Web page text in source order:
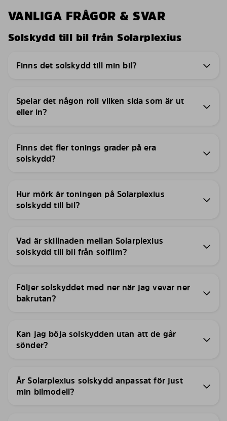
VANLIGA FRÅGOR & SVAR
Solskydd till bil från Solarplexius
Finns det solskydd till min bil?
Spelar det någon roll vilken sida som är ut
eller in?
Finns det fler tonings grader på era
solskydd?
Hur mörk är toningen på Solarplexius
solskydd till bil?
Vad är skillnaden mellan Solarplexius
solskydd till bil från solfilm?
Följer solskyddet med ner när jag vevar ner
bakrutan?
Kan jag böja solskydden utan att de går
sönder?
Är Solarplexius solskydd anpassat för just
min bilmodell?